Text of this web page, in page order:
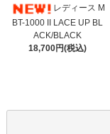
レディース M
BT-1000 II LACE UP BL
ACK/BLACK
18,700円(税込)